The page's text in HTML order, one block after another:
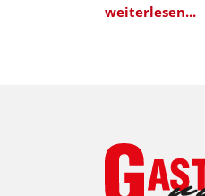
weiterlesen...